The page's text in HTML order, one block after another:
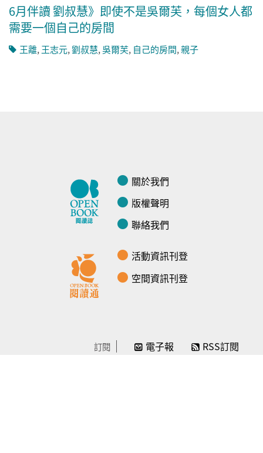
6月伴讀 劉叔慧》即使不是吳爾芙，每個女人都
需要一個自己的房間
王離, 王志元,劉叔慧,吳爾芙, 自己的房間,親子
關於我們
版權聲明
聯絡我們
活動資訊刊登
空間資訊刊登
訂閱 電子報 RSS訂閱